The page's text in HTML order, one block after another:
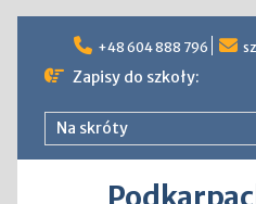
content
+48 604 888 796
Zapisy do szkoły:
Na skróty